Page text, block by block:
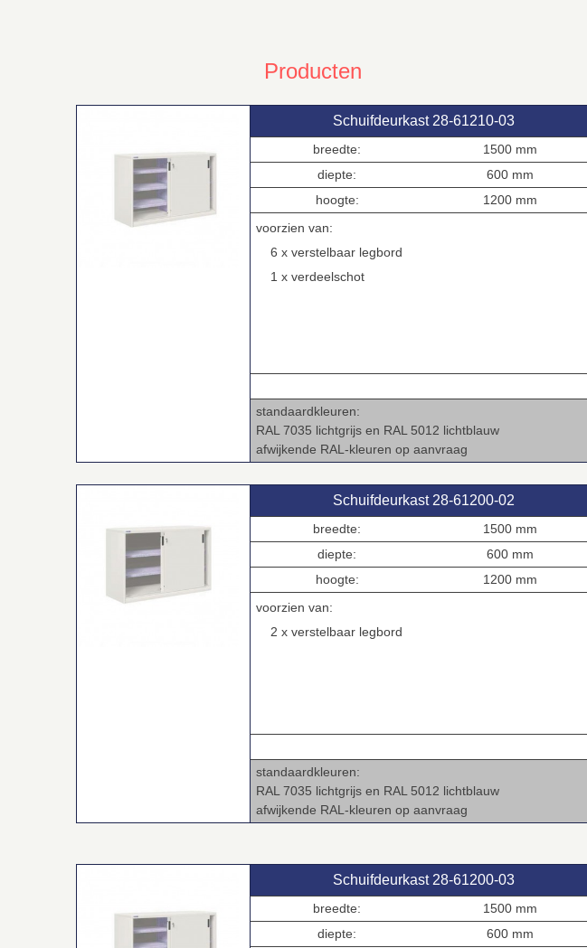
Producten
Schuifdeurkast 28‑61210‑03
breedte:
1500 mm
diepte:
600 mm
hoogte:
1200 mm
voorzien van:
6 x verstelbaar legbord
1 x verdeelschot
standaardkleuren:
RAL 7035 lichtgrijs en RAL 5012 lichtblauw
afwijkende RAL‑kleuren op aanvraag
Schuifdeurkast 28‑61200‑02
breedte:
1500 mm
diepte:
600 mm
hoogte:
1200 mm
voorzien van:
2 x verstelbaar legbord
standaardkleuren:
RAL 7035 lichtgrijs en RAL 5012 lichtblauw
afwijkende RAL‑kleuren op aanvraag
Schuifdeurkast 28‑61200‑03
breedte:
1500 mm
diepte:
600 mm